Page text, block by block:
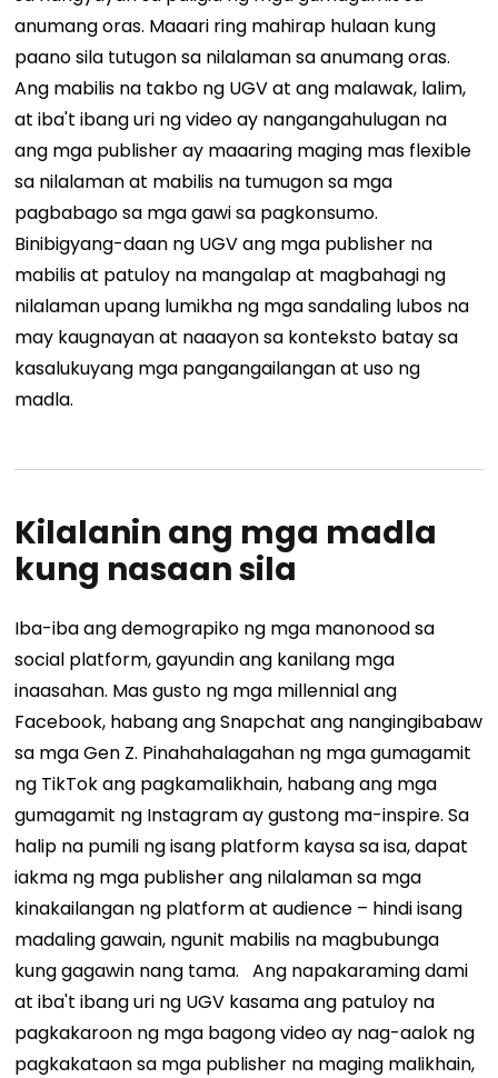
anumang oras. Maaari ring mahirap hulaan kung
paano sila tutugon sa nilalaman sa anumang oras.
Ang mabilis na takbo ng UGV at ang malawak, lalim,
at iba't ibang uri ng video ay nangangahulugan na
ang mga publisher ay maaaring maging mas flexible
sa nilalaman at mabilis na tumugon sa mga
pagbabago sa mga gawi sa pagkonsumo.
Binibigyang-daan ng UGV ang mga publisher na
mabilis at patuloy na mangalap at magbahagi ng
nilalaman upang lumikha ng mga sandaling lubos na
may kaugnayan at naaayon sa konteksto batay sa
kasalukuyang mga pangangailangan at uso ng
madla.
Kilalanin ang mga madla
kung nasaan sila
Iba-iba ang demograpiko ng mga manonood sa
social platform, gayundin ang kanilang mga
inaasahan. Mas gusto ng mga millennial ang
Facebook, habang ang Snapchat ang nangingibabaw
sa mga Gen Z. Pinahahalagahan ng mga gumagamit
ng TikTok ang pagkamalikhain, habang ang mga
gumagamit ng Instagram ay gustong ma-inspire. Sa
halip na pumili ng isang platform kaysa sa isa, dapat
iakma ng mga publisher ang nilalaman sa mga
kinakailangan ng platform at audience – hindi isang
madaling gawain, ngunit mabilis na magbubunga
kung gagawin nang tama. Ang napakaraming dami
at iba't ibang uri ng UGV kasama ang patuloy na
pagkakaroon ng mga bagong video ay nag-aalok ng
pagkakataon sa mga publisher na maging malikhain,